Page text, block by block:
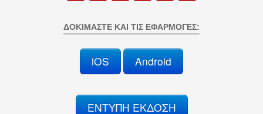
ΔΟΚΙΜΆΣΤΕ ΚΑΙ ΤΙΣ ΕΦΑΡΜΟΓΈΣ:
iOS Android
ΕΝΤΥΠΗ ΕΚΔΟΣΗ